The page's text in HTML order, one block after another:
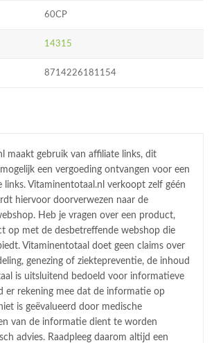
60CP
14315
8714226181154
maakt gebruik van affiliate links, dit
een vergoeding ontvangen voor een
links. Vitaminentotaal.nl verkoopt zelf géén
hiervoor doorverwezen naar de
Heb je vragen over een product,
op met de desbetreffende webshop die
Vitaminentotaal doet geen claims over
genezing of ziektepreventie, de inhoud
is uitsluitend bedoeld voor informatieve
er rekening mee dat de informatie op
is geëvalueerd door medische
van de informatie dient te worden
advies. Raadpleeg daarom altijd een